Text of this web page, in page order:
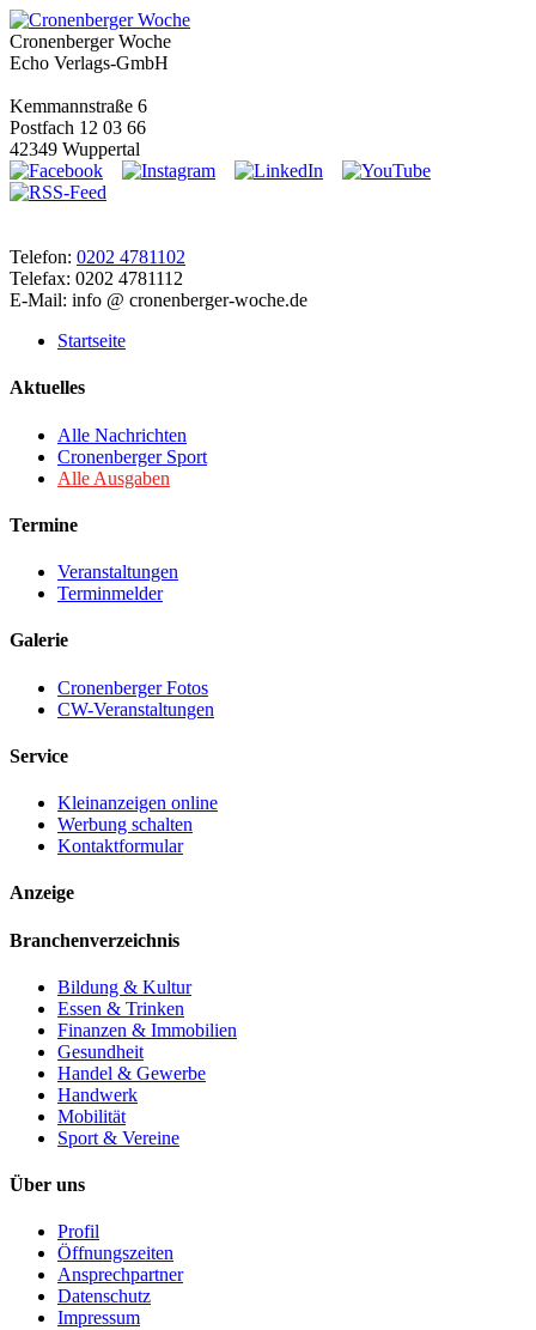
Cronenberger Woche
Echo Verlags-GmbH
Kemmannstraße 6
Postfach 12 03 66
42349 Wuppertal
Telefon: 0202 4781102
Telefax: 0202 4781112
E-Mail: info @ cronenberger-woche.de
Startseite
Aktuelles
Alle Nachrichten
Cronenberger Sport
Alle Ausgaben
Termine
Veranstaltungen
Terminmelder
Galerie
Cronenberger Fotos
CW-Veranstaltungen
Service
Kleinanzeigen online
Werbung schalten
Kontaktformular
Anzeige
Branchenverzeichnis
Bildung & Kultur
Essen & Trinken
Finanzen & Immobilien
Gesundheit
Handel & Gewerbe
Handwerk
Mobilität
Sport & Vereine
Über uns
Profil
Öffnungszeiten
Ansprechpartner
Datenschutz
Impressum